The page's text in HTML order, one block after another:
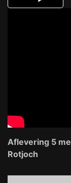
Aflevering 5
Rotjoch